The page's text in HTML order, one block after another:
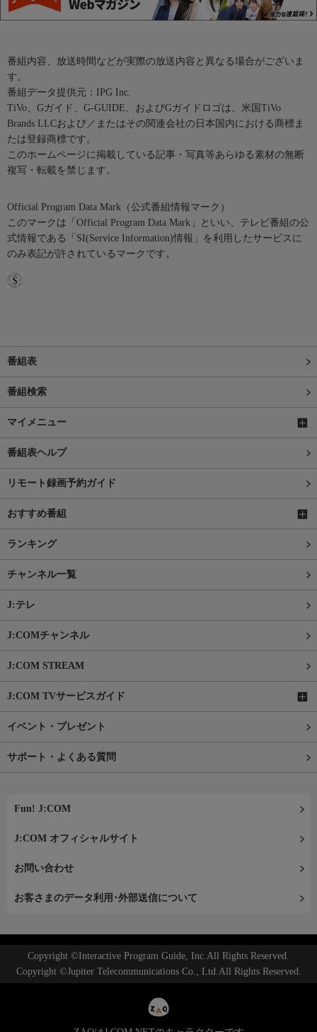
番組内容、放送時間などが実際の放送内容と異なる場合がございま
す。
番組データ提供元：IPG Inc.
TiVo、Gガイド、G-GUIDE、およびGガイドロゴは、米国TiVo
Brands LLCおよび／またはその関連会社の日本国内における商標ま
たは登録商標です。
このホームページに掲載している記事・写真等あらゆる素材の無断
複写・転載を禁じます。
Official Program Data Mark（公式番組情報マーク）
このマークは「Official Program Data Mark」といい、テレビ番組の公
式情報である「SI(Service Information)情報」を利用したサービスに
のみ表記が許されているマークです。
番組表
番組検索
マイメニュー
番組表ヘルプ
リモート録画予約ガイド
おすすめ番組
ランキング
チャンネル一覧
J:テレ
J:COMチャンネル
J:COM STREAM
J:COM TVサービスガイド
イベント・プレゼント
サポート・よくある質問
Fun! J:COM
J:COM オフィシャルサイト
お問い合わせ
お客さまのデータ利用･外部送信について
Copyright ©Interactive Program Guide, Inc.All Rights Reserved.
Copyright ©Jupiter Telecommunications Co., Ltd.All Rights Reserved.